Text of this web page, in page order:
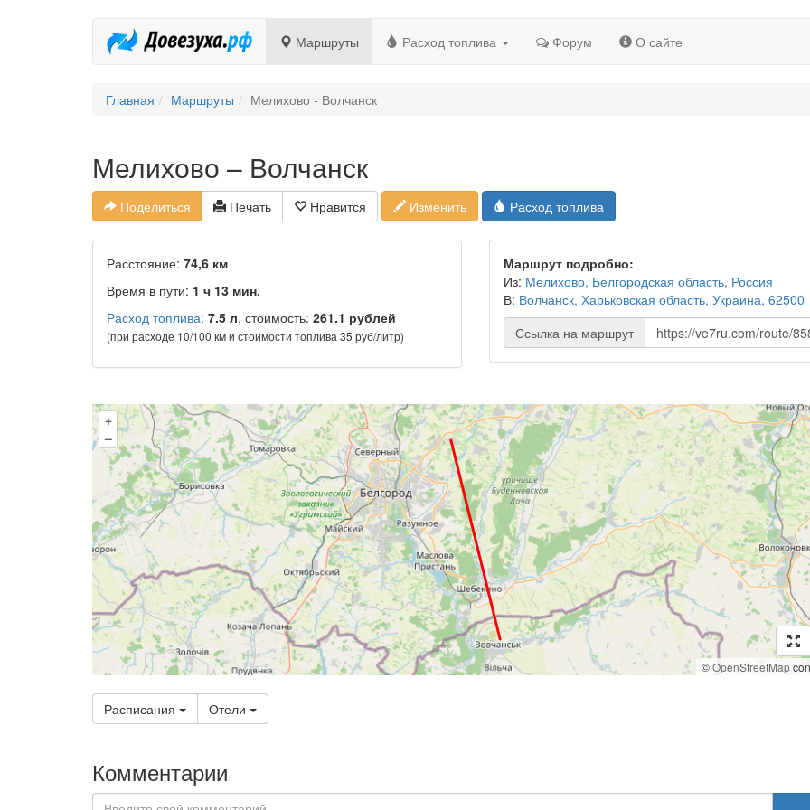
Маршруты Расход топлива Форум О сайте
Главная Маршруты Мелихово - Волчанск
Мелихово – Волчанск
Поделиться Печать Нравится Изменить Расход топлива
Расстояние: 74,6 км
Время в пути: 1 ч 13 мин.
Расход топлива: 7.5 л, стоимость: 261.1 рублей
(при расходе 10/100 км и стоимости топлива 35 руб/литр)
Маршрут подробно:
Из: Мелихово, Белгородская область, Россия
В: Волчанск, Харьковская область, Украина, 62500
Ссылка на маршрут
+
–
©OpenStreetMap
Расписания Отели
Комментарии